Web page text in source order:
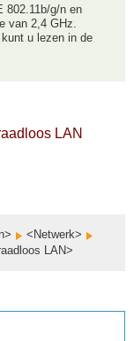
802.11b/g/n en
van 2,4 GHz.
u lezen in de
LAN
<Netwerk>
LAN>